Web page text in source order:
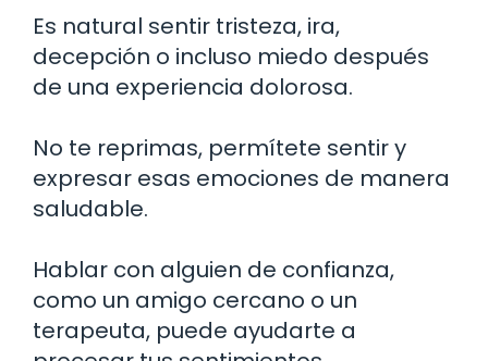
Es natural sentir tristeza, ira,
decepción o incluso miedo después
de una experiencia dolorosa.
No te reprimas, permítete sentir y
expresar esas emociones de manera
saludable.
Hablar con alguien de confianza,
como un amigo cercano o un
terapeuta, puede ayudarte a